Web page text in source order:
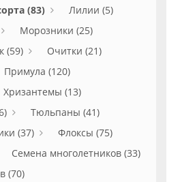
(83)
Лилии (5)
Морозники (25)
(59)
Очитки (21)
Примула (120)
Хризантемы (13)
Тюльпаны (41)
(37)
Флоксы (75)
Семена многолетников (33)
(70)